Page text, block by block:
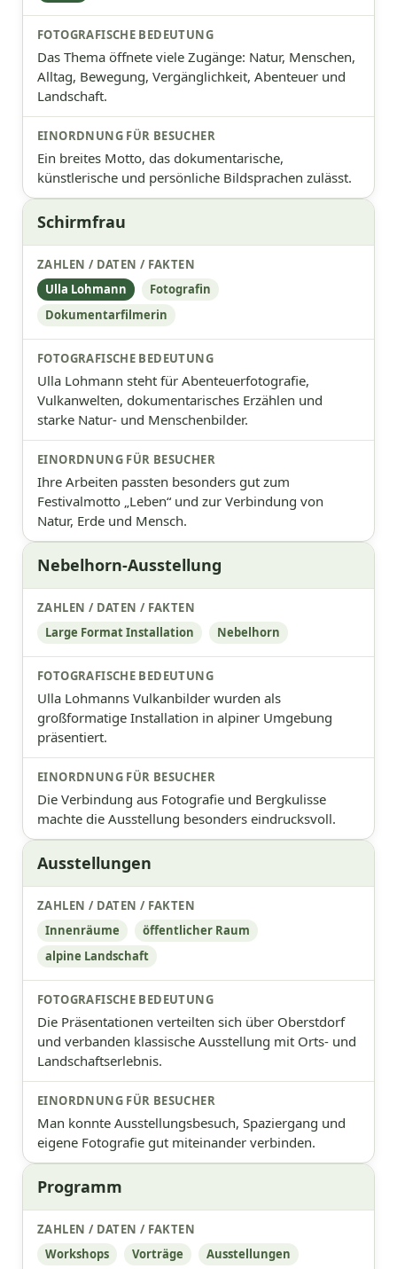
Das Thema öffnete viele Zugänge: Natur, Menschen,
Alltag, Bewegung, Vergänglichkeit, Abenteuer und
Landschaft.
Ein breites Motto, das dokumentarische,
künstlerische und persönliche Bildsprachen zulässt.
Schirmfrau
Ulla Lohmann
Fotografin
Dokumentarfilmerin
Ulla Lohmann steht für Abenteuerfotografie,
Vulkanwelten, dokumentarisches Erzählen und
starke Natur- und Menschenbilder.
Ihre Arbeiten passten besonders gut zum
Festivalmotto „Leben“ und zur Verbindung von
Natur, Erde und Mensch.
Nebelhorn-Ausstellung
Large Format Installation Nebelhorn
Ulla Lohmanns Vulkanbilder wurden als
großformatige Installation in alpiner Umgebung
präsentiert.
Die Verbindung aus Fotografie und Bergkulisse
machte die Ausstellung besonders eindrucksvoll.
Ausstellungen
Innenräume
öffentlicher Raum
alpine Landschaft
Die Präsentationen verteilten sich über Oberstdorf
und verbanden klassische Ausstellung mit Orts- und
Landschaftserlebnis.
Man konnte Ausstellungsbesuch, Spaziergang und
eigene Fotografie gut miteinander verbinden.
Programm
Workshops Vorträge
Ausstellungen